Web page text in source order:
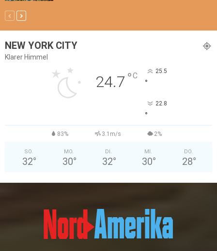
NEW YORK CITY
Klarer Himmel
24.7 °C 25.5
°
22.8
°
83% 3.1m/s 2%
SO.
32°
MO.
30°
DI.
32°
MI.
30°
DO.
28°